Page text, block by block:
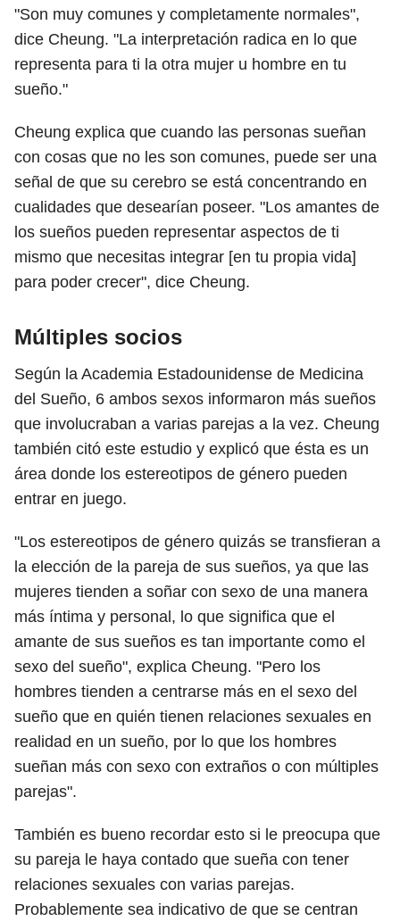
"Son muy comunes y completamente normales",
dice Cheung. "La interpretación radica en lo que
representa para ti la otra mujer u hombre en tu
sueño."
Cheung explica que cuando las personas sueñan
con cosas que no les son comunes, puede ser una
señal de que su cerebro se está concentrando en
cualidades que desearían poseer. "Los amantes de
los sueños pueden representar aspectos de ti
mismo que necesitas integrar [en tu propia vida]
para poder crecer", dice Cheung.
Múltiples socios
Según la Academia Estadounidense de Medicina
del Sueño, 6 ambos sexos informaron más sueños
que involucraban a varias parejas a la vez. Cheung
también citó este estudio y explicó que ésta es un
área donde los estereotipos de género pueden
entrar en juego.
"Los estereotipos de género quizás se transfieran a
la elección de la pareja de sus sueños, ya que las
mujeres tienden a soñar con sexo de una manera
más íntima y personal, lo que significa que el
amante de sus sueños es tan importante como el
sexo del sueño", explica Cheung. "Pero los
hombres tienden a centrarse más en el sexo del
sueño que en quién tienen relaciones sexuales en
realidad en un sueño, por lo que los hombres
sueñan más con sexo con extraños o con múltiples
parejas".
También es bueno recordar esto si le preocupa que
su pareja le haya contado que sueña con tener
relaciones sexuales con varias parejas.
Probablemente sea indicativo de que se centran